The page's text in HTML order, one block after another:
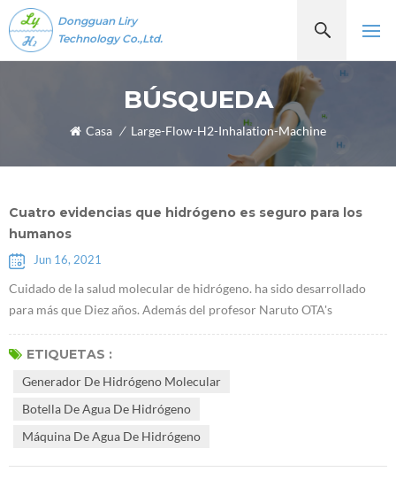
Dongguan Liry
Technology Co.,Ltd.
BÚSQUEDA
Casa / Large-Flow-H2-Inhalation-Machine
Cuatro evidencias que hidrógeno es seguro para los
humanos
Jun 16, 2021
Cuidado de la salud molecular de hidrógeno. ha sido desarrollado
para más que Diez años. Además del profesor Naruto OTA's
descubrimiento de que Moléculas de hidrógenoTienen propiedades
antioxidantes selectivas en 2007, algunos académicos han
ciertos citoquinas. A medi...
ETIQUETAS :
Generador De Hidrógeno Molecular
Botella De Agua De Hidrógeno
Máquina De Agua De Hidrógeno